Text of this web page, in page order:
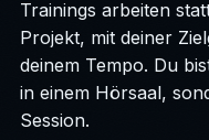
Trainings arbeiten
Projekt, mit deiner
deinem Tempo. Du
in einem Hörsaal,
Session.